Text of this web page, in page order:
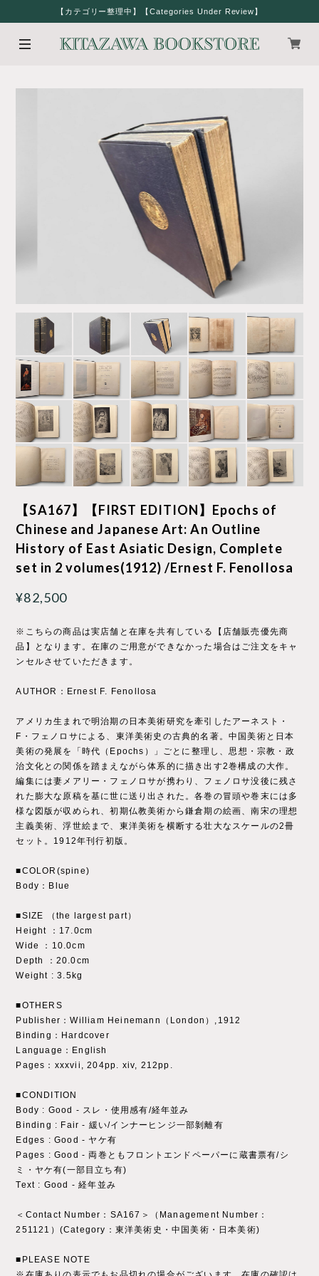
【カテゴリー整理中】【Categories Under Review】
【SA167】【FIRST EDITION】Epochs of
Chinese and Japanese Art: An Outline
History of East Asiatic Design, Complete
set in 2 volumes(1912) /Ernest F. Fenollosa
¥82,500
※こちらの商品は実店舗と在庫を共有している【店舗販売優先商
品】となります。在庫のご用意ができなかった場合はご注文をキャ
ンセルさせていただきます。
AUTHOR：Ernest F. Fenollosa
アメリカ生まれで明治期の日本美術研究を牽引したアーネスト・
F・フェノロサによる、東洋美術史の古典的名著。中国美術と日本
美術の発展を「時代（Epochs）」ごとに整理し、思想・宗教・政
治文化との関係を踏まえながら体系的に描き出す2巻構成の大作。
編集には妻メアリー・フェノロサが携わり、フェノロサ没後に残さ
れた膨大な原稿を基に世に送り出された。各巻の冒頭や巻末には多
様な図版が収められ、初期仏教美術から鎌倉期の絵画、南宋の理想
主義美術、浮世絵まで、東洋美術を横断する壮大なスケールの2冊
セット。1912年刊行初版。
■COLOR(spine)
Body：Blue
■SIZE （the largest part）
Height ：17.0cm
Wide ：10.0cm
Depth ：20.0cm
Weight : 3.5kg
■OTHERS
Publisher：William Heinemann（London）,1912
Binding：Hardcover
Language：English
Pages：xxxvii, 204pp. xiv, 212pp.
■CONDITION
Body : Good - スレ・使用感有/経年並み
Binding : Fair - 緩い/インナーヒンジ一部剝離有
Edges : Good - ヤケ有
Pages : Good - 両巻ともフロントエンドペーパーに蔵書票有/シ
ミ・ヤケ有(一部目立ち有)
Text : Good - 経年並み
＜Contact Number：SA167＞（Management Number：
251121）(Category：東洋美術史・中国美術・日本美術)
■PLEASE NOTE